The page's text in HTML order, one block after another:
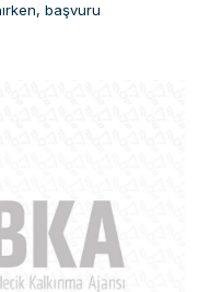
başvuru